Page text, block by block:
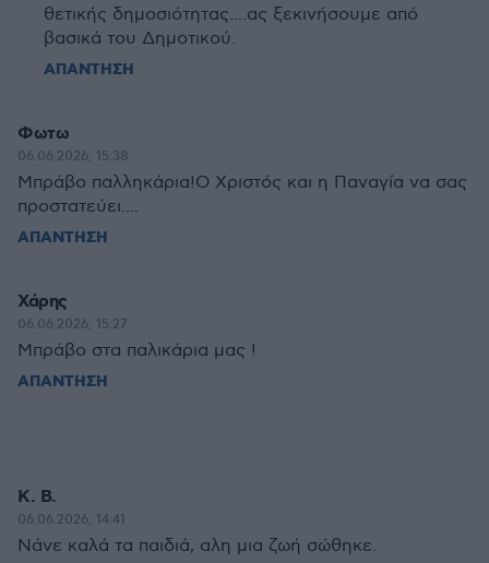
θετικής δημοσιότητας....ας ξεκινήσουμε από
βασικά του Δημοτικού.
ΑΠΑΝΤΗΣΗ
Φωτω
06.06.2026, 15:38
Μπράβο παλληκάρια!Ο Χριστός και η Παναγία να σας
προστατεύει....
ΑΠΑΝΤΗΣΗ
Χάρης
06.06.2026, 15:27
Μπράβο στα παλικάρια μας !
ΑΠΑΝΤΗΣΗ
Κ. Β.
06.06.2026, 14:41
Νάνε καλά τα παιδιά, αλη μια ζωή σώθηκε.